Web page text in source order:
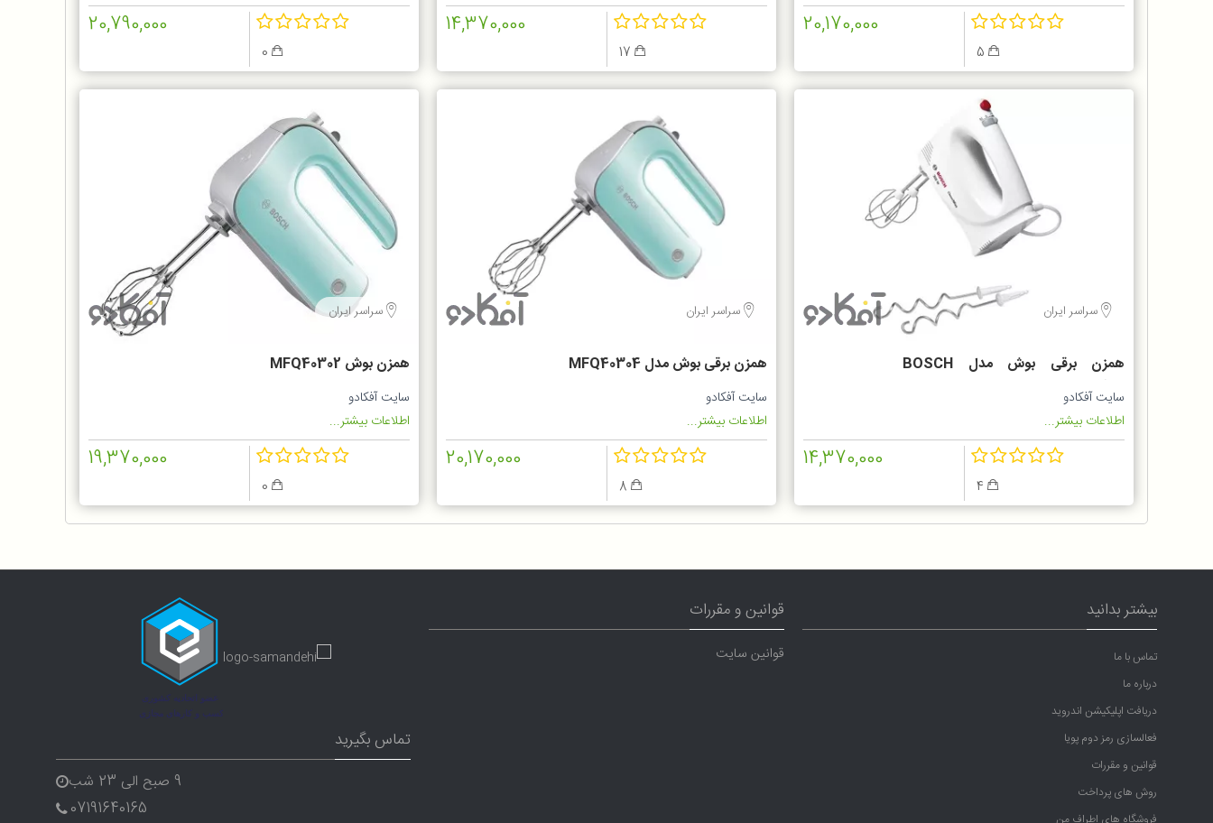
20,170,000
14,370,000
20,790,000
سراسر ایران
همزن برقی بوش مدل BOSCH
MFQ3010
سایت آفکادو
اطلاعات بیشتر...
14,370,000
سراسر ایران
همزن برقی بوش مدل MFQ40304
سایت آفکادو
اطلاعات بیشتر...
20,170,000
سراسر ایران
همزن بوش MFQ40302
سایت آفکادو
اطلاعات بیشتر...
19,370,000
بیشتر بدانید
تماس با ما
درباره ما
دریافت اپلیکیشن اندروید
فعالسازی رمز دوم پویا
قوانین و مقررات
روش های پرداخت
قوانین و مقررات
قوانین سایت
تماس بگیرید
9 صبح الی 23 شب
07191640165